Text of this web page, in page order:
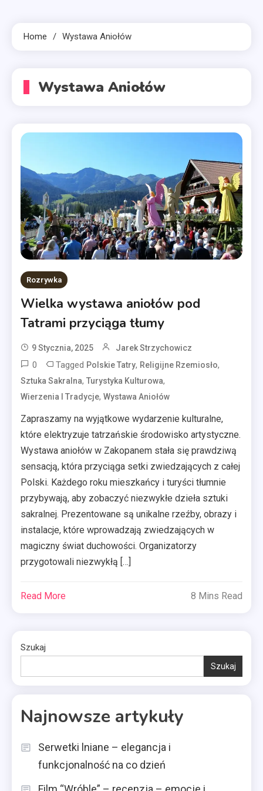
Home Wystawa Aniołów
Wystawa Aniołów
Rozrywka
Wielka wystawa aniołów pod
Tatrami przyciąga tłumy
9 Stycznia, 2025 Jarek Strzychowicz
0 Tagged Polskie Tatry, Religijne Rzemiosło,
Sztuka Sakralna,Turystyka Kulturowa,
Wierzenia I Tradycje,Wystawa Aniołów
Zapraszamy na wyjątkowe wydarzenie kulturalne,
które elektryzuje tatrzańskie środowisko artystyczne.
Wystawa aniołów w Zakopanem stała się prawdziwą
sensacją, która przyciąga setki zwiedzających z całej
Polski. Każdego roku mieszkańcy i turyści tłumnie
przybywają, aby zobaczyć niezwykłe dzieła sztuki
sakralnej. Prezentowane są unikalne rzeźby, obrazy i
instalacje, które wprowadzają zwiedzających w
magiczny świat duchowości. Organizatorzy
przygotowali niezwykłą […]
Read More 8 Mins Read
Szukaj
Szukaj
Najnowsze artykuły
Serwetki lniane – elegancja i
funkcjonalność na co dzień